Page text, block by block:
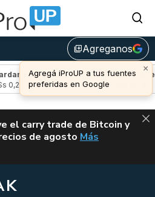
library_addAgreganos
×
Agregá iProUP a tus fuentes
preferidas en Google
(-3,26%)
Avalanche
u$s 6,43
ALERTA
el carry trade de Bitcoin y
de agosto VUELVE EL
Más